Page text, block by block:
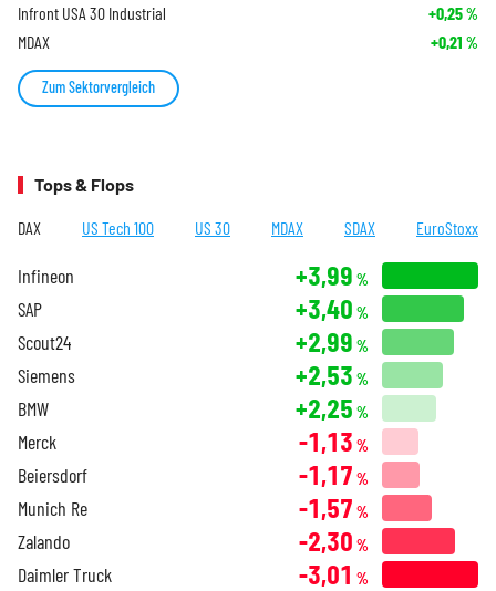
Infront USA 30 Industrial +0,25%
MDAX +0,21 %
Zum Sektorvergleich
Tops & Flops
DAX US Tech 100 US 30 MDAX SDAX EuroStoxx
Infineon +3,99 %
SAP +3,40 %
Scout24 +2,99 %
Siemens +2,53 %
BMW +2,25 %
Merck -1,13 %
Beiersdorf -1,17 %
Munich Re -1,57 %
Zalando -2,30 %
Daimler Truck -3,01 %